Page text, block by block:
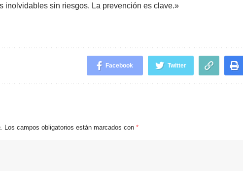
inolvidables sin riesgos. La prevención es clave.»
Facebook Twitter
Los campos obligatorios están marcados con *